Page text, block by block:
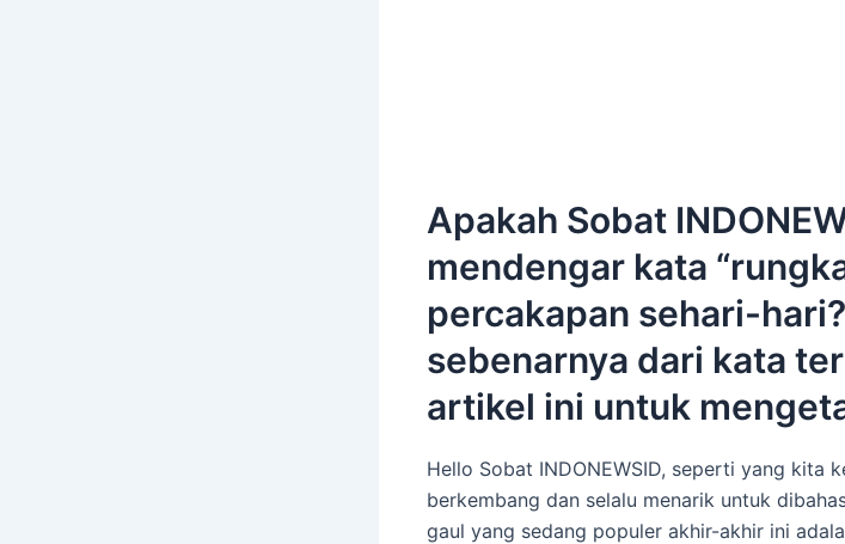
Apakah Sobat
mendengar kata
percakapan sehari-
sebenarnya dari kata
artikel ini untuk
Hello Sobat INDONEWSID, seperti yang kita
berkembang dan selalu menarik untuk
gaul yang sedang populer akhir-akhir ini